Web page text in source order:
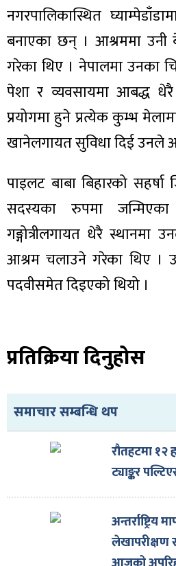
नगरपालिकास्थित
बनाएका छन् । आश्रममा
गरेका थिए । नेपालमा उनका
पेशा र व्यवसायमा आबद्ध
प्रयोगमा हुने प्रत्येक कुम्भ
खानेलगायत सुविधा दिई उनले
पाइलट बाबा बिहारको सहर्षा
सदस्यका रुपमा
गङ्गोत्रीलगायत धेरै
आश्रम चलाउने गरेका थिए ।
पदवीसमेत दिइएको थियो ।
प्रतिक्रिया दिनुहोस
समाचार सम्बन्धि थप
रौतहटमा १२
ट्याङ्कर
अन्तर्राष्ट्रिय
लेखापरीक्षण